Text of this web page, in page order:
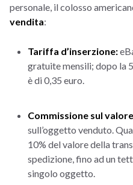
personale, il colosso
vendita:
Tariffa d’inserzione:
gratuite mensili; dopo la
è di 0,35 euro.
Commissione sul
sull’oggetto venduto.
10% del valore della
spedizione, fino ad un
singolo oggetto.